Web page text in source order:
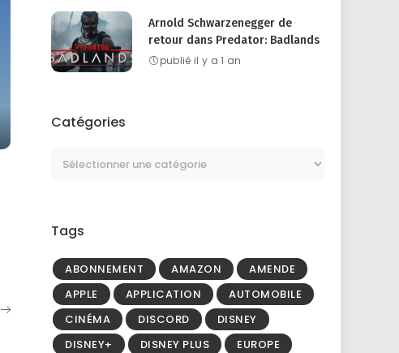
Arnold Schwarzenegger de
retour dans Predator: Badlands
publié il y a 1 an
Catégories
Tags
ABONNEMENT AMAZON
AMENDE
APPLE
APPLICATION
AUTOMOBILE
CINÉMA
DISCORD
DISNEY
DISNEY+
DISNEY PLUS
EUROPE